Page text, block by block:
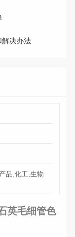
解决办法
品,化工,生物
英毛细管色